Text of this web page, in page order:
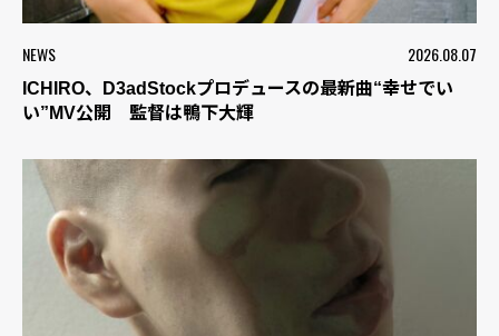
NEWS 2026.08.07
ICHIRO、D3adStockプロデュースの最新曲“幸せでい
い”MV公開 監督は鴨下大輝